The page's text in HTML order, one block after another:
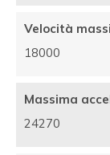
Velocità
18000
Massima
24270